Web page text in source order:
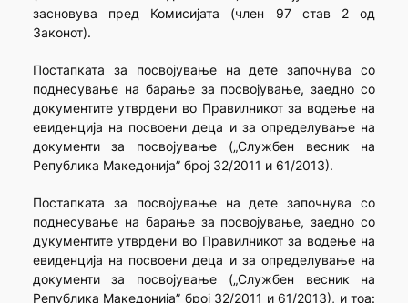
засновува пред Комисијата (член 97 став 2 од
Законот).
Постапката за посвојување на дете започнува со
поднесување на барање за посвојување, заедно со
документите утврдени во Правилникот за водење на
евиденција на посвоени деца и за определување на
документи за посвојување („Службен весник на
Република Македонија” број 32/2011 и 61/2013).
Постапката за посвојување на дете започнува со
поднесување на барање за посвојување, заедно со
дукументите утврдени во Правилникот за водење на
евиденција на посвоени деца и за определување на
документи за посвојување („Службен весник на
Република Македонија” број 32/2011 и 61/2013), и тоа: